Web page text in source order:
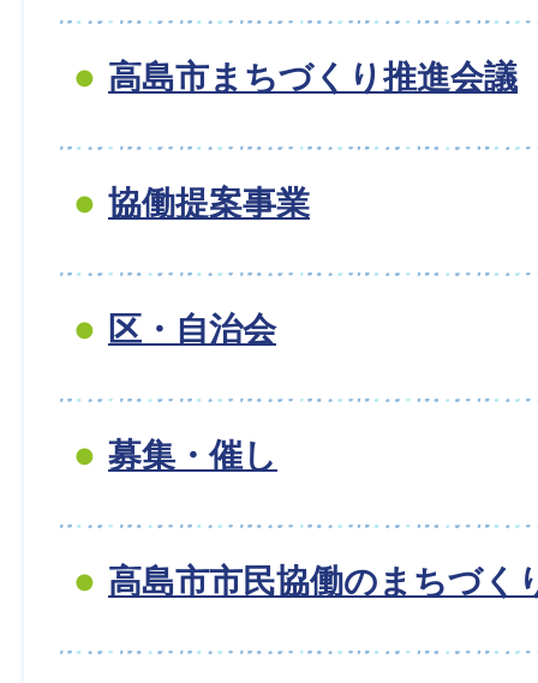
高島市まちづくり推進会議
協働提案事業
区・自治会
募集・催し
高島市市民協働のまちづく